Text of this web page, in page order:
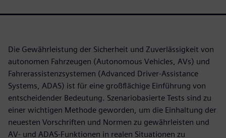
Die Gewährleistung der Sicherheit und Zuverlässigkeit von
autonomen Fahrzeugen (Autonomous Vehicles, AVs) und
Fahrerassistenzsystemen (Advanced Driver-Assistance
Systems, ADAS) ist für eine großflächige Einführung von
entscheidender Bedeutung. Szenariobasierte Tests sind zu
einer wichtigen Methode geworden, um die Einhaltung der
neuesten Vorschriften und Normen zu gewährleisten und
AV- und ADAS-Funktionen in realen Situationen zu